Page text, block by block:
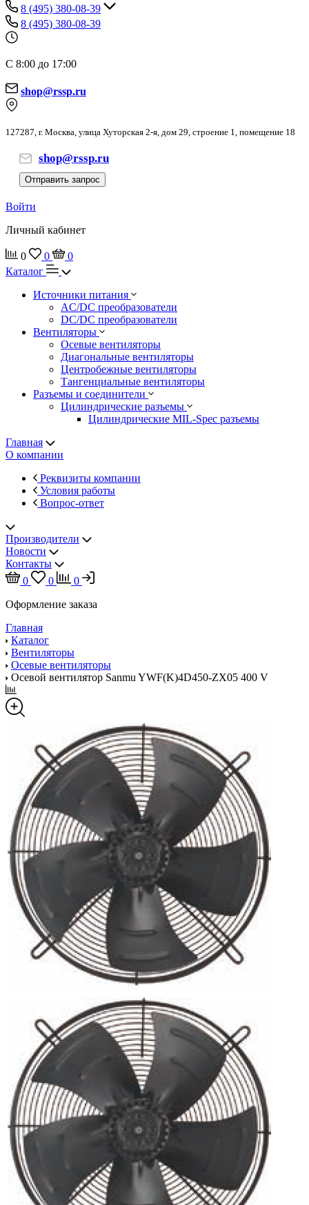
8 (495) 380-08-39
8 (495) 380-08-39
С 8:00 до 17:00
shop@rssp.ru
127287, г. Москва, улица Хуторская 2-я, дом 29, строение 1, помещение 18
shop@rssp.ru
Отправить запрос
Войти
Личный кабинет
0 0
0
Каталог
Источники питания
AC/DC преобразователи
DC/DC преобразователи
Вентиляторы
Осевые вентиляторы
Диагональные вентиляторы
Центробежные вентиляторы
Тангенциальные вентиляторы
Разъемы и соединители
Цилиндрические разъемы
Цилиндрические MIL-Spec разъемы
Главная
О компании
Реквизиты компании
Условия работы
Вопрос-ответ
Производители
Новости
Контакты
0
0
0
Оформление заказа
Главная
Каталог
Вентиляторы
Осевые вентиляторы
Осевой вентилятор Sanmu YWF(K)4D450-ZX05 400 V